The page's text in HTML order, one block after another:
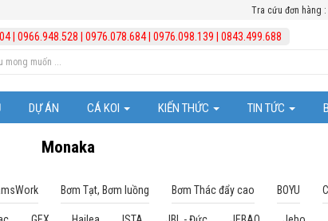
Tra cứu đơn hàng :
|0966.948.528 |0976.078.684|0976.098.139 |0843.499.688
DỰ ÁN CÁ KOI
Cá Koi Nhật Bản
KIẾN THỨC
Những chú ý trong việc chăm sóc cá Koi
TIN TỨC
Monaka
Bơm Tạt, Bơm luồng Bơm Thác đẩy cao BOYU